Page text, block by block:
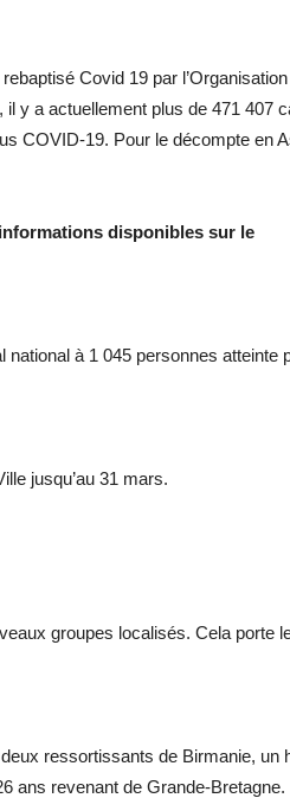
Covid 19 par
y a actuellement plus de 471 407
COVID-19. Pour le décompte en
disponibles sur le
national à 1 045 personnes atteinte
jusqu’au 31 mars.
groupes localisés. Cela porte
ressortissants de Birmanie, un
ans revenant de Grande-Bretagne.